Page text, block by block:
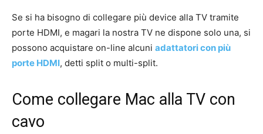
Se si ha bisogno di collegare più device alla TV tramite
porte HDMI, e magari la nostra TV ne dispone solo una, si
possono acquistare on-line alcuni adattatori con più
porte HDMI, detti split o multi-split.
Come collegare Mac alla TV con
cavo